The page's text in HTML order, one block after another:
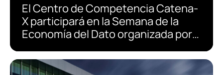
El Centro de Competencia Catena-
X participará en la Semana de la
Economía del Dato organizada por